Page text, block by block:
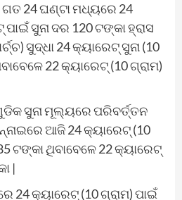
24 ଘଣ୍ଟା ମଧ୍ୟରେ 24
ସୁନା ଦର 120 ଟଙ୍କା ହ୍ରାସ
ସୁଦ୍ଧା 24 କ୍ୟାରେଟ୍ ସୁନା (10
22 କ୍ୟାରେଟ୍ (10 ଗ୍ରାମ)
ସୁନା ମୂଲ୍ୟରେ ପରିବର୍ତ୍ତନ
ଆଜି 24 କ୍ୟାରେଟ୍ (10
ଟଙ୍କା ଥିବାବେଳେ 22 କ୍ୟାରେଟ୍
|
24 କ୍ୟାରେଟ୍ (10 ଗ୍ରାମ) ପାଇଁ